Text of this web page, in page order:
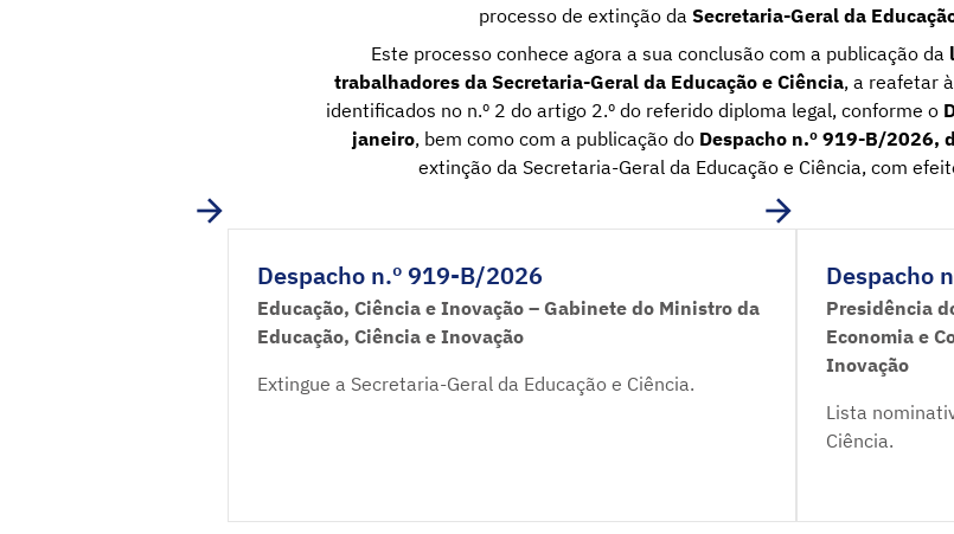
processo de extinção da Secretaria-Geral da
Este processo conhece agora a sua conclusão com a publicação da
trabalhadores da Secretaria-Geral da Educação e Ciência, a reafetar
identificados no n.º 2 do artigo 2.º do referido diploma legal, conforme o
janeiro, bem como com a publicação do Despacho n.º 919-B/2026,
extinção da Secretaria-Geral da Educação e Ciência, com
Despacho n.º 919-B/2026
Educação, Ciência e Inovação – Gabinete do Ministro da
Educação, Ciência e Inovação
Extingue a Secretaria-Geral da Educação e Ciência.
Despacho
Presidência
Economia e
Inovação
Lista
Ciência.